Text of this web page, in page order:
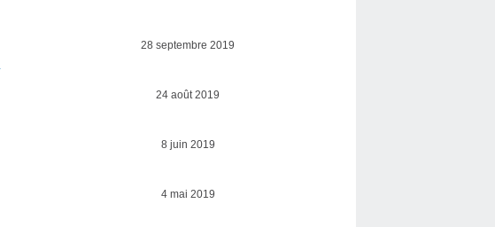
28 septembre 2019
24 août 2019
8 juin 2019
4 mai 2019